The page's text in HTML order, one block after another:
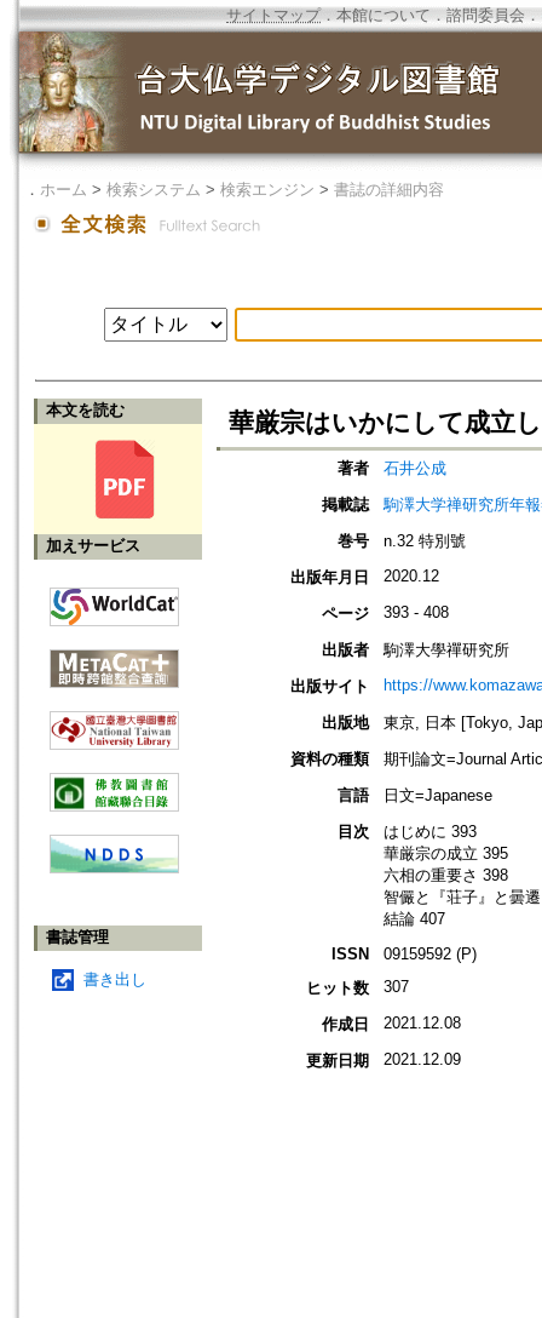
サイトマップ．本館について ． 諮問委員会 ．
． ホーム > 検索システム > 検索エンジン > 書誌の詳細内容
本文を読む
加えサービス
書誌管理
書き出し
華厳宗はいかにして成立
著者
石井公成
掲載誌
駒澤大学禅研究所年
巻号
n.32 特別號
出版年月日
2020.12
ページ 393 - 408
出版者
駒澤大學禪研究所
出版サイト
https://
出版地
東京, 日本 [Tokyo,
資料の種類
期刊論文=Journal
言語
日文=Japanese
目次
はじめに 393
華厳宗の成立 395
六相の重要さ 398
智儼と『荘子』と曇
結論 407
ISSN
09159592 (P)
ヒット数
307
作成日 2021.12.08
更新日期 2021.12.09